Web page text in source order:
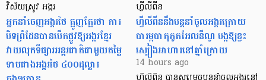
វិស័យស្រូវ អង្ករ
អ្នកនាំចេញអង្ករថៃ ត្អូញត្អែរថា ការ
បិទព្រំដែនបានបើកផ្លូវឱ្យអង្ករខ្មែរ
វាយលុកទីផ្សារអន្តរជាតិជាមួយតម្លៃ
ទាបជាងអង្ករថៃ ៤០០ដុល្លារ
ហ្វីលីពីន
ហ្វីលីពីននឹងបន្តនាំចូលអង្ករក្រោយ
បារម្ភបាតុភូតអែលនីណូ បង្កឱ្យខ្វះ
ស្បៀងអាហារនៅឆ្នាំក្រោយ
14 hours ago